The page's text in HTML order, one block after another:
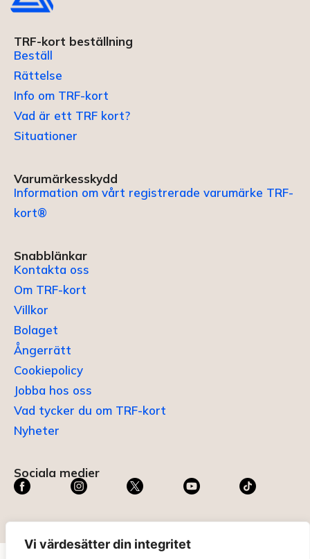
Vi värdesätter din integritet
TRF-kort beställning
Beställ
Rättelse
Info om TRF-kort
Vad är ett TRF kort?
Situationer
Varumärkesskydd
Information om vårt registrerade varumärke TRF-
kort®
Snabblänkar
Kontakta oss
Om TRF-kort
Villkor
Bolaget
Ångerrätt
Cookiepolicy
Jobba hos oss
Vad tycker du om TRF-kort
Nyheter
Sociala medier